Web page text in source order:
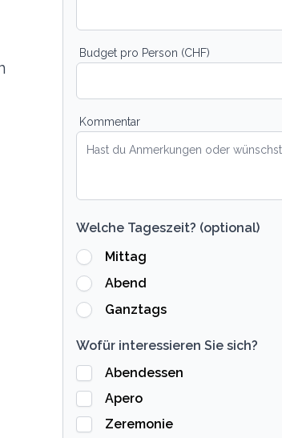
Budget pro Person (CHF)
Kommentar
Welche Tageszeit? (optional)
Mittag
Abend
Ganztags
Wofür interessieren Sie sich?
Abendessen
Apero
Zeremonie